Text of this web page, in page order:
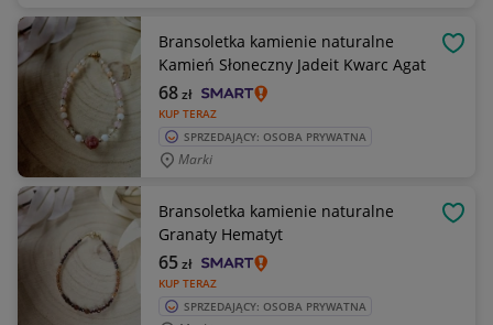
Bransoletka kamienie naturalne
Kamień Słoneczny Jadeit Kwarc Agat
KUP TERAZ
68zł
SPRZEDAJĄCY: OSOBA PRYWATNA
Marki
Bransoletka kamienie naturalne
Granaty Hematyt
KUP TERAZ
65zł
SPRZEDAJĄCY: OSOBA PRYWATNA